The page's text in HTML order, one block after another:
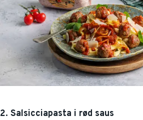
2. Salsicciapasta i rød saus